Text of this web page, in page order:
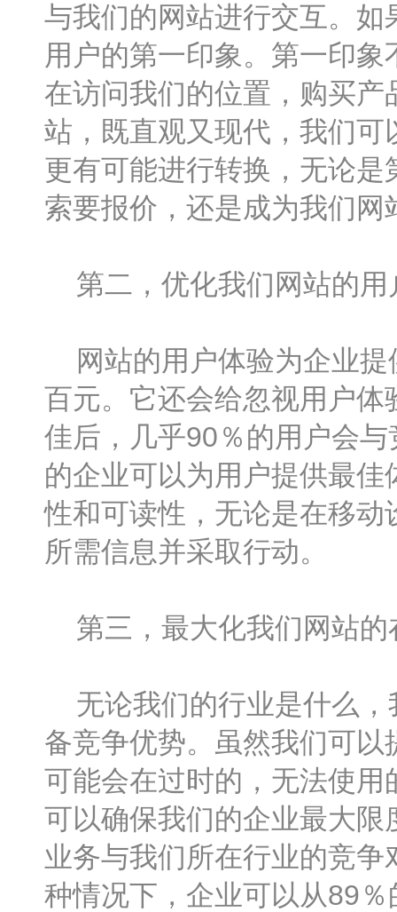
与我们的网站进行交互。
用户的第一印象。第一印
在访问我们的位置，购买
站，既直观又现代，我们
更有可能进行转换，无论
索要报价，还是成为我们网
第二，优化我们网站的用
网站的用户体验为企业提
百元。它还会给忽视用户
佳后，几乎90％的用户会
的企业可以为用户提供最
性和可读性，无论是在移
所需信息并采取行动。
第三，最大化我们网站的
无论我们的行业是什么，
备竞争优势。虽然我们可
可能会在过时的，无法使用
可以确保我们的企业最大
业务与我们所在行业的竞
种情况下，企业可以从89